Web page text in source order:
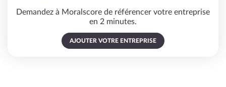
Demandez à Moralscore de référencer votre entreprise
en 2 minutes.
AJOUTER VOTRE ENTREPRISE